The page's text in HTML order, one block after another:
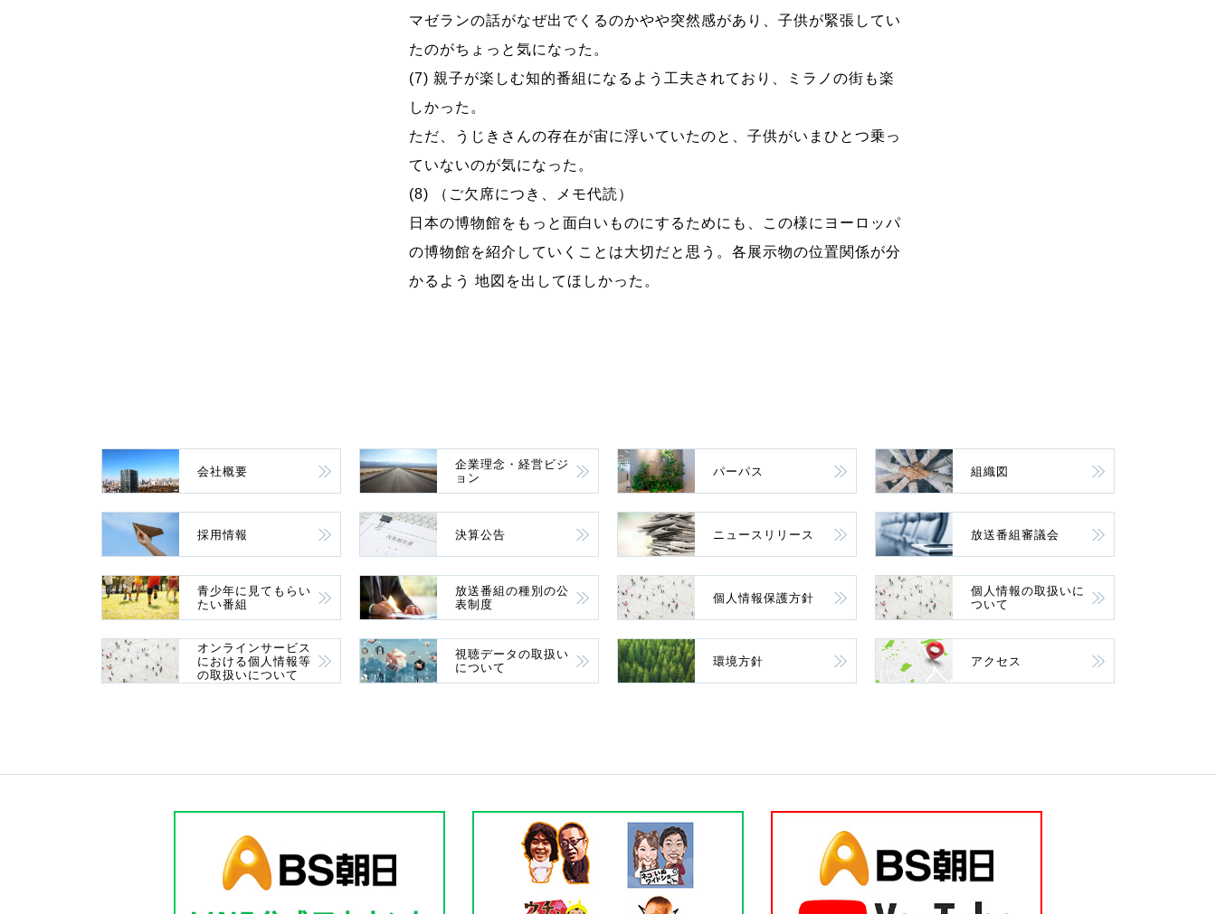
マゼランの話がなぜ出でくるのかやや突然感があり、子供が緊張してい
たのがちょっと気になった。
(7) 親子が楽しむ知的番組になるよう工夫されており、ミラノの街も楽
しかった。
ただ、うじきさんの存在が宙に浮いていたのと、子供がいまひとつ乗っ
ていないのが気になった。
(8) （ご欠席につき、メモ代読）
日本の博物館をもっと面白いものにするためにも、この様にヨーロッパ
の博物館を紹介していくことは大切だと思う。各展示物の位置関係が分
かるよう 地図を出してほしかった。
会社概要
企業理念・経営ビジ
ョン
パーパス 組織図
採用情報 決算公告 ニュースリリース 放送番組審議会
青少年に見てもらい
たい番組
放送番組の種別の公
表制度
個人情報保護方針
個人情報の取扱いに
ついて
オンラインサービス
における個人情報等
の取扱いについて
視聴データの取扱い
について
環境方針 アクセス